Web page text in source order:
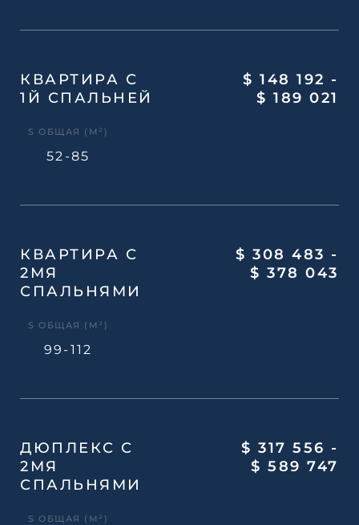
КВАРТИРА С
1Й СПАЛЬНЕЙ
S ОБЩАЯ (М²)
52-85
$ 148 192 -
$ 189 021
КВАРТИРА С
2МЯ
СПАЛЬНЯМИ
S ОБЩАЯ (М²)
99-112
$ 308 483 -
$ 378 043
ДЮПЛЕКС С
2МЯ
СПАЛЬНЯМИ
S ОБЩАЯ (М²)
$ 317 556 -
$ 589 747